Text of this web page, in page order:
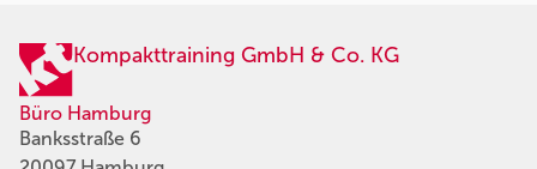
Kompakttraining GmbH & Co. KG
Büro Hamburg
Banksstraße 6